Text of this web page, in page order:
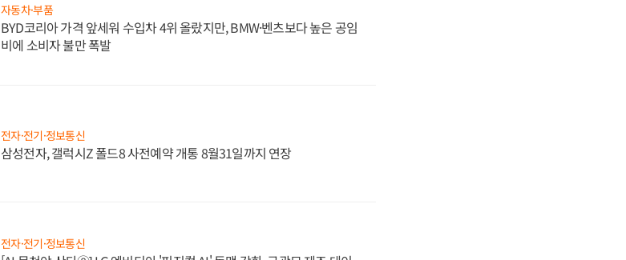
자동차·부품
BYD코리아 가격 앞세워 수입차 4위 올랐지만, BMW·벤츠보다 높은 공임
비에 소비자 불만 폭발
전자·전기·정보통신
삼성전자, 갤럭시Z 폴드8 사전예약 개통 8월31일까지 연장
전자·전기·정보통신